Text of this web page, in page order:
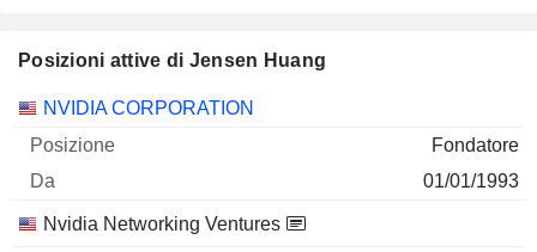
Posizioni attive di Jensen Huang
Società Posizione Inizio
NVIDIA CORPORATION
Fondatore
01/01/1993
Nvidia Networking Ventures